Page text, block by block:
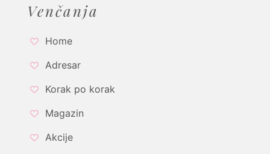
Venčanja
Home
Adresar
Korak po korak
Magazin
Akcije